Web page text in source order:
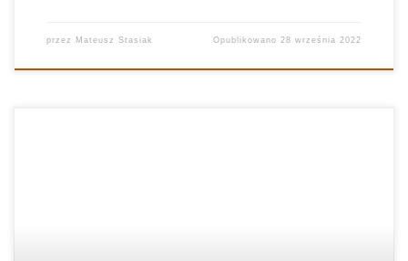
przez Mateusz Stasiak Opublikowano28 września 2022